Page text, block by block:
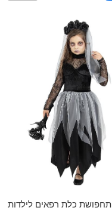
תחפושת כלת רפאים לילדות